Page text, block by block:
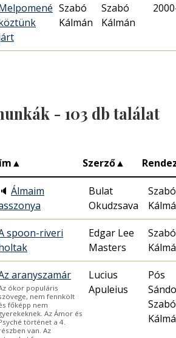
Szabó
Kálmán
Szabó
Kálmán
- 103 db találat
▲ Szerző▲
🔈 Álmaim
Bulat
Okudzsava
Szabó
spoon-riveri
Edgar Lee
Masters
Szabó
aranyszamár
ókor populáris
nem fennkölt
főképp nem
Az Ámor és
történet a 4.
van. Az
Lucius
Pós
Szabó